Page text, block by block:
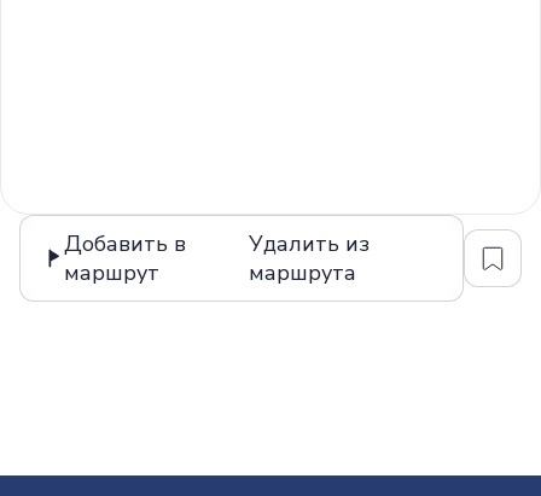
Добавить в
маршрут
Удалить из
маршрута